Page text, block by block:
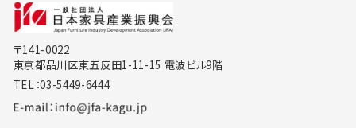
〒141-0022
東京都品川区東五反田1-11-15 電波ビル9階
TEL：03-5449-6444